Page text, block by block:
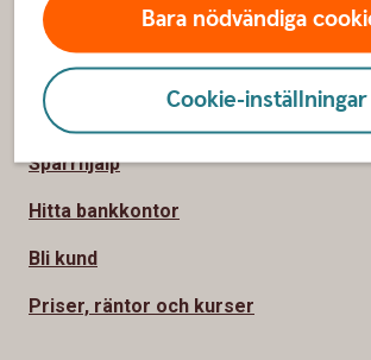
Bara nödvändiga
Cookie-inställningar
Sidfot
Hitta snabbt
Kundservice
Spärrhjälp
Hitta bankkontor
Bli kund
Priser, räntor och kurser